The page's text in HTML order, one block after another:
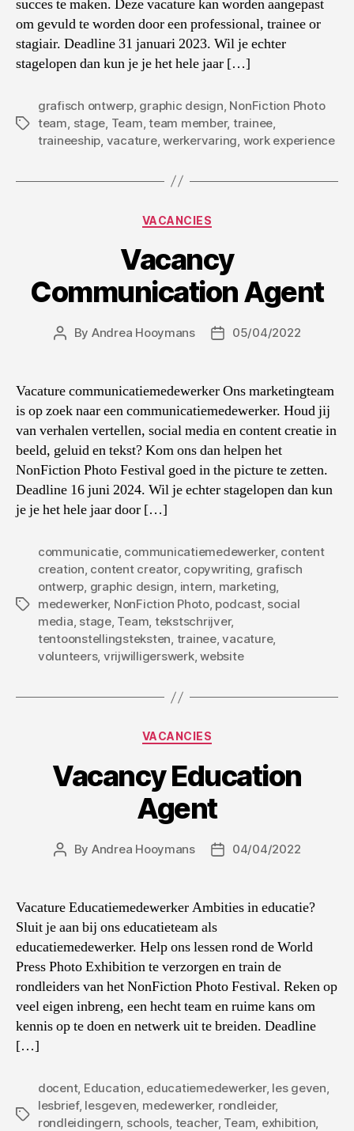
succes te maken. Deze vacature kan worden aangepast
om gevuld te worden door een professional, trainee or
stagiair. Deadline 31 januari 2023. Wil je echter
stagelopen dan kun je je het hele jaar […]
Tags
grafisch ontwerp, graphic design, NonFiction Photo
team, stage, Team,team member, trainee,
traineeship, vacature,werkervaring, work experience
Categories
VACANCIES
Vacancy
Communication Agent
Post
By Andrea Hooymans
Post05/04/2022
Vacature communicatiemedewerker Ons marketingteam
is op zoek naar een communicatiemedewerker. Houd jij
van verhalen vertellen, social media en content creatie in
beeld, geluid en tekst? Kom ons dan helpen het
NonFiction Photo Festival goed in the picture te zetten.
Deadline 16 juni 2024. Wil je echter stagelopen dan kun
je je het hele jaar door […]
Tags
communicatie, communicatiemedewerker, content
creation, content creator, copywriting, grafisch
ontwerp, graphic design, intern, marketing,
medewerker, NonFiction Photo, podcast, social
media, stage, Team, tekstschrijver,
tentoonstellingsteksten, trainee,vacature,
volunteers, vrijwilligerswerk,website
Categories
VACANCIES
Vacancy Education
Agent
Post
By Andrea Hooymans
Post04/04/2022
Vacature Educatiemedewerker Ambities in educatie?
Sluit je aan bij ons educatieteam als
educatiemedewerker. Help ons lessen rond de World
Press Photo Exhibition te verzorgen en train de
rondleiders van het NonFiction Photo Festival. Reken op
veel eigen inbreng, een hecht team en ruime kans om
kennis op te doen en netwerk uit te breiden. Deadline
[…]
Tags
docent, Education, educatiemedewerker, les geven,
lesbrief, lesgeven, medewerker, rondleider,
rondleidingern, schools, teacher, Team, exhibition,